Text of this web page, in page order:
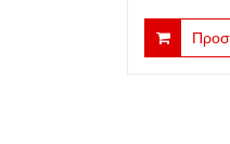
price
was: